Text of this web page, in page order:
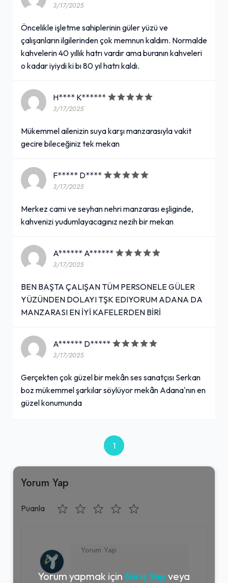
3/17/2025
Öncelikle işletme sahiplerinin güler yüzü ve
çalışanların ilgilerinden çok memnun kaldım. Normalde
kahvelerin 40 yıllık hatrı vardır ama buranın kahveleri
o kadar iyiydi ki bı 80 yıl hatrı kaldı.
H**** K******
3/17/2025
Mükemmel ailenizin suya karşı manzarasıyla vakit
gecire bileceğiniz tek mekan
F***** D****
3/17/2025
Merkez cami ve seyhan nehri manzarası eşliginde,
kahvenizi yudumlayacagınız nezih bir mekan
A****** A******
3/17/2025
BEN BAŞTA ÇALIŞAN TÜM PERSONELE GÜLER
YÜZÜNDEN DOLAYI TŞK EDIYORUM ADANA DA
MANZARASI EN İYİ KAFELERDEN BİRİ
A****** D*****
3/17/2025
Gerçekten çok güzel bir mekân ses sanatçısı Serkan
boz mükemmel şarkılar söylüyor mekân Adana'nın en
güzel konumunda
1
Yorum Yap
Puanla
Yorum yapmak için Giriş Yap veya